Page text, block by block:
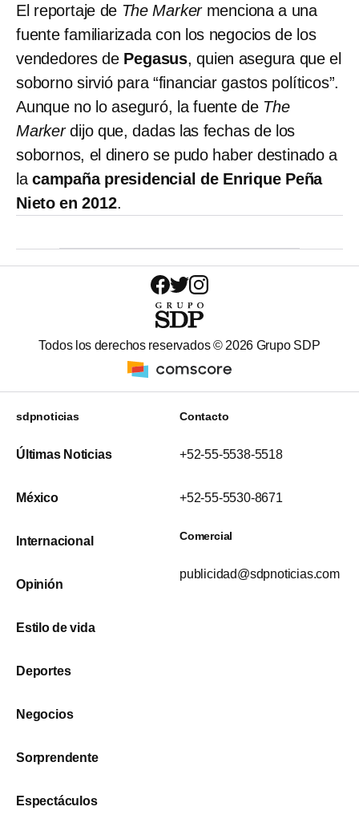
El reportaje de The Marker menciona a una
fuente familiarizada con los negocios de los
vendedores de Pegasus, quien asegura que el
soborno sirvió para “financiar gastos políticos”.
Aunque no lo aseguró, la fuente de The
Markerdijo que, dadas las fechas de los
sobornos, el dinero se pudo haber destinado a
la campaña presidencial de Enrique Peña
Nieto en 2012.
Todos los derechos reservados © 2026 Grupo SDP
sdpnoticias
Últimas Noticias
México
Internacional
Opinión
Estilo de vida
Deportes
Negocios
Sorprendente
Espectáculos
Contacto
+52-55-5538-5518
+52-55-5530-8671
Comercial
publicidad@sdpnoticias.com